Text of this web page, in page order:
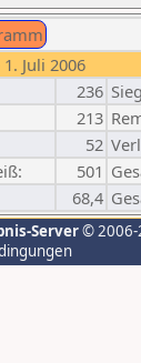
Juli 2006
236
213
52
501
68,4
Server© 2006-